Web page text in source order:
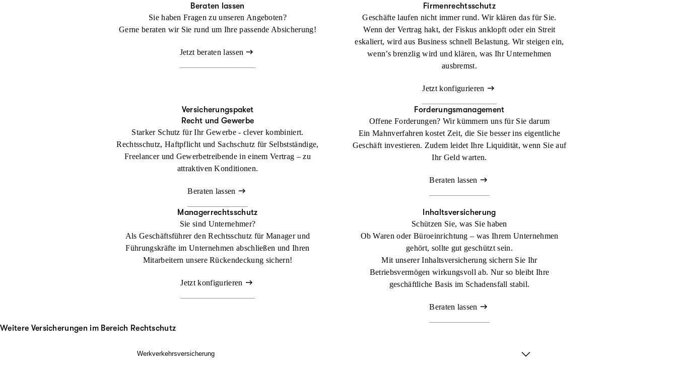
Beraten lassen
Sie haben Fragen zu unseren Angeboten?
Gerne beraten wir Sie rund um Ihre passende Absicherung!
Jetzt beraten lassen
Firmenrechtsschutz
Geschäfte laufen nicht immer rund. Wir klären das für Sie.
Wenn der Vertrag hakt, der Fiskus anklopft oder ein Streit
eskaliert, wird aus Business schnell Belastung. Wir steigen ein,
wenn’s brenzlig wird und klären, was Ihr Unternehmen
ausbremst.
Jetzt konfigurieren
Versicherungspaket
Recht und Gewerbe
Starker Schutz für Ihr Gewerbe - clever kombiniert.
Rechtsschutz, Haftpflicht und Sachschutz für Selbstständige,
Freelancer und Gewerbetreibende in einem Vertrag – zu
attraktiven Konditionen.
Beraten lassen
Forderungsmanagement
Offene Forderungen? Wir kümmern uns für Sie darum
Ein Mahnverfahren kostet Zeit, die Sie besser ins eigentliche
Geschäft investieren. Zudem leidet Ihre Liquidität, wenn Sie auf
Ihr Geld warten.
Beraten lassen
Managerrechtsschutz
Sie sind Unternehmer?
Als Geschäftsführer den Rechtsschutz für Manager und
Führungskräfte im Unternehmen abschließen und Ihren
Mitarbeitern unsere Rückendeckung sichern!
Jetzt konfigurieren
Inhaltsversicherung
Schützen Sie, was Sie haben
Ob Waren oder Büroeinrichtung – was Ihrem Unternehmen
gehört, sollte gut geschützt sein.
Mit unserer Inhaltsversicherung sichern Sie Ihr
Betriebsvermögen wirkungsvoll ab. Nur so bleibt Ihre
geschäftliche Basis im Schadensfall stabil.
Beraten lassen
Weitere Versicherungen im Bereich Rechtschutz
Werkverkehrsversicherung